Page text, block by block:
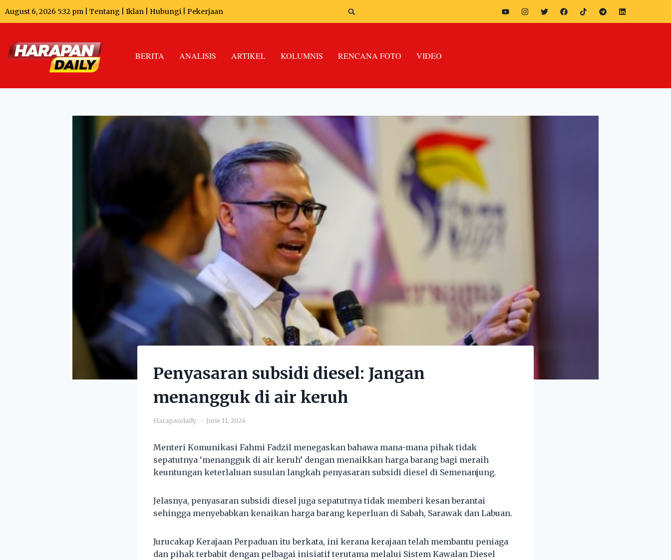
August 6, 2026 5:32 pm | Tentang Iklan Hubungi Pekerjaan
BERITA ANALISIS ARTIKEL KOLUMNIS RENCANA FOTO VIDEO
Penyasaran subsidi diesel: Jangan
menangguk di air keruh
Harapandaily June 11, 2024
Menteri Komunikasi Fahmi Fadzil menegaskan bahawa mana-mana pihak tidak
sepatutnya ‘menangguk di air keruh’ dengan menaikkan harga barang bagi meraih
keuntungan keterlaluan susulan langkah penyasaran subsidi diesel di Semenanjung.
Jelasnya, penyasaran subsidi diesel juga sepatutnya tidak memberi kesan berantai
sehingga menyebabkan kenaikan harga barang keperluan di Sabah, Sarawak dan Labuan.
Jurucakap Kerajaan Perpaduan itu berkata, ini kerana kerajaan telah membantu peniaga
dan pihak terbabit dengan pelbagai inisiatif terutama melalui Sistem Kawalan Diesel